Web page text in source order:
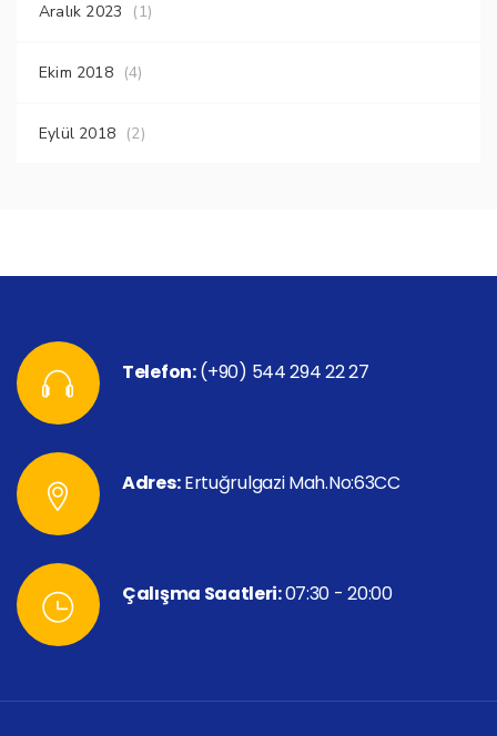
Aralık 2023 (1)
Ekim 2018 (4)
Eylül 2018 (2)
Telefon:(+90) 544 294 22 27
Adres:Ertuğrulgazi Mah.No:63CC
Çalışma Saatleri:07:30 - 20:00